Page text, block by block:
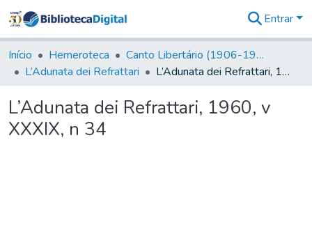
&
Coleções
Tudo na
Digital
Entrar
Início Hemeroteca
Canto Libertário (1906-1995)
L’Adunata dei Refrattari
L’Adunata dei Refrattari, 1960, v XXXIX, n 34
L’Adunata dei Refrattari, 1960, v
XXXIX, n 34